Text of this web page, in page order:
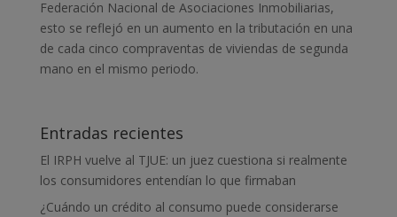
Federación Nacional de Asociaciones Inmobiliarias,
esto se reflejó en un aumento en la tributación en una
de cada cinco compraventas de viviendas de segunda
mano en el mismo periodo.
Entradas recientes
El IRPH vuelve al TJUE: un juez cuestiona si realmente
los consumidores entendían lo que firmaban
¿Cuándo un crédito al consumo puede considerarse